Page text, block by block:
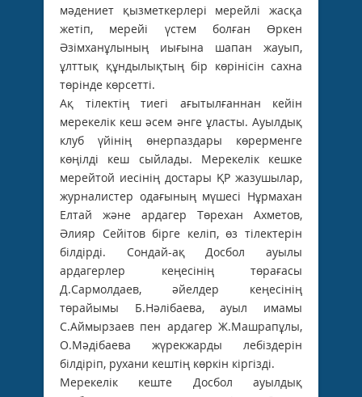
мәдениет қызметкерлері мерейлі жасқа
жетіп, мерейі үстем болған Өркен
Әзімханұлының иығына шапан жауып,
ұлттық құндылықтың бір көрінісін сахна
төрінде көрсетті.
Ақ тілектің тиегі ағытылғаннан кейін
мерекелік кеш әсем әнге ұласты. Ауылдық
клуб үйінің өнерпаздары көрерменге
көңілді кеш сыйлады. Мерекелік кешке
мерейтой иесінің достары ҚР жазушылар,
журналистер одағының мүшесі Нұрмахан
Елтай және ардагер Төрехан Ахметов,
Әлияр Сейітов бірге келіп, өз тілектерін
білдірді. Сондай-ақ Досбол ауылы
ардагерлер кеңесінің төрағасы
Д.Сармолдаев, әйелдер кеңесінің
төрайымы Б.Нәлібаева, ауыл имамы
С.Аймырзаев пен ардагер Ж.Машрапұлы,
О.Мәдібаева жүрекжарды лебіздерін
білдіріп, рухани кештің көркін кіргізді.
Мерекелік кеште Досбол ауылдық